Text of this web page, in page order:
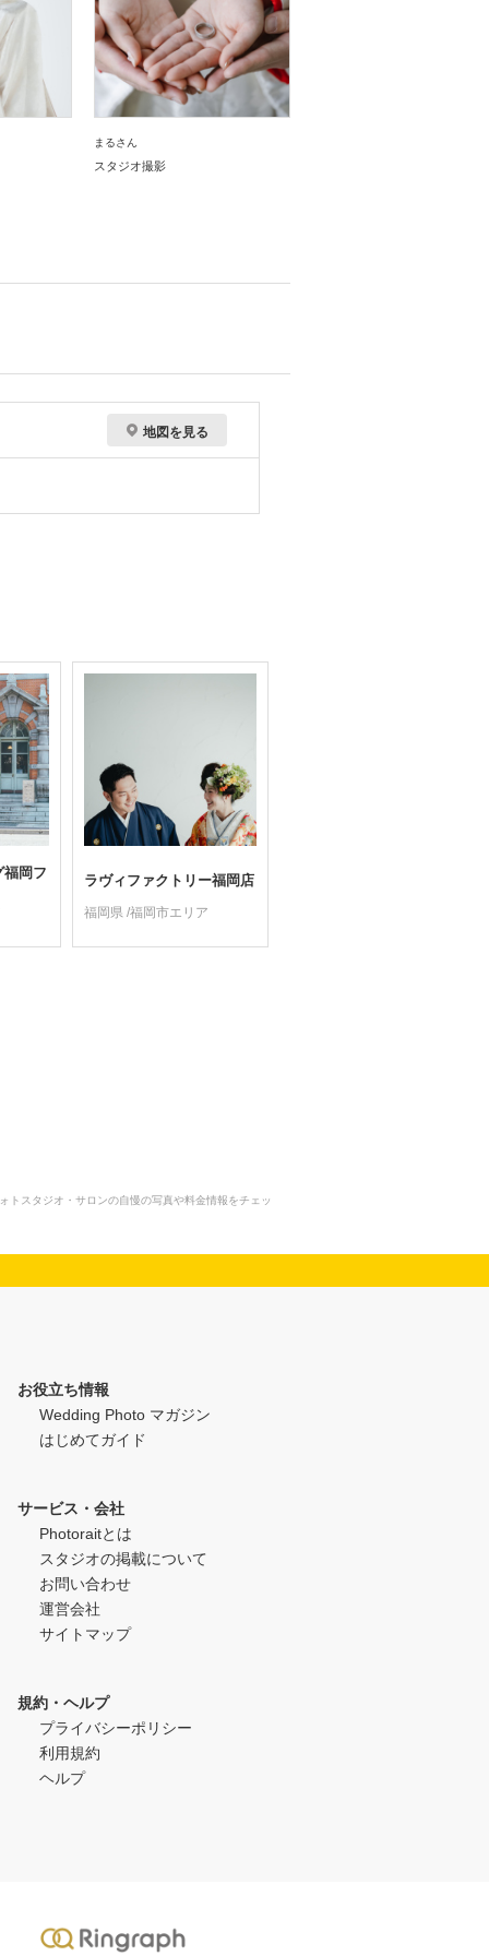
まるさん
スタジオ撮影
地図を見る
福岡フ ラヴィファクトリー福岡店
福岡県 /福岡市エリア
スタジオ・サロンの自慢の写真や料金情報をチェッ
お役立ち情報
Wedding Photo マガジン
はじめてガイド
サービス・会社
Photoraitとは
スタジオの掲載について
お問い合わせ
運営会社
サイトマップ
規約・ヘルプ
プライバシーポリシー
利用規約
ヘルプ